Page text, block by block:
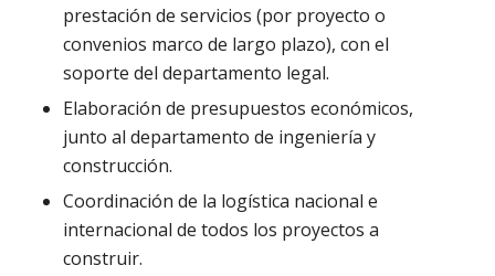
prestación de servicios (por proyecto o
convenios marco de largo plazo), con el
soporte del departamento legal.
Elaboración de presupuestos económicos,
junto al departamento de ingeniería y
construcción.
Coordinación de la logística nacional e
internacional de todos los proyectos a
construir.